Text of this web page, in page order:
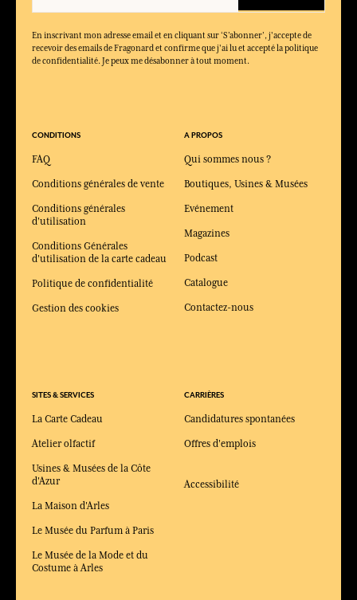
En inscrivant mon adresse email et en cliquant sur ‘S’abonner’, j'accepte de
recevoir des emails de Fragonard et confirme que j'ai lu et accepté la politique
de confidentialité. Je peux me désabonner à tout moment.
CONDITIONS
FAQ
Conditions générales de vente
Conditions générales
d'utilisation
Conditions Générales
d'utilisation de la carte cadeau
Politique de confidentialité
Gestion des cookies
SITES & SERVICES
La Carte Cadeau
Atelier olfactif
Usines & Musées de la Côte
d'Azur
La Maison d'Arles
Le Musée du Parfum à Paris
Le Musée de la Mode et du
Costume à Arles
A PROPOS
Qui sommes nous ?
Boutiques, Usines & Musées
Evénement
Magazines
Podcast
Catalogue
Contactez-nous
CARRIÈRES
Candidatures spontanées
Offres d'emplois
Accessibilité